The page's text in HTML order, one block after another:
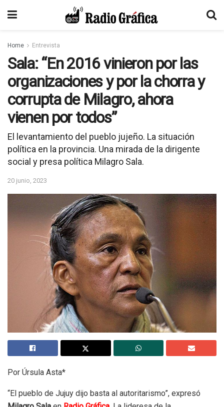
Home Entrevista
Sala: “En 2016 vinieron por las
organizaciones y por la chorra y
corrupta de Milagro, ahora
vienen por todos”
El levantamiento del pueblo jujeño. La situación
política en la provincia. Una mirada de la dirigente
social y presa política Milagro Sala.
20 junio, 2023
Por Úrsula Asta*
“El pueblo de Jujuy dijo basta al autoritarismo”, expresó